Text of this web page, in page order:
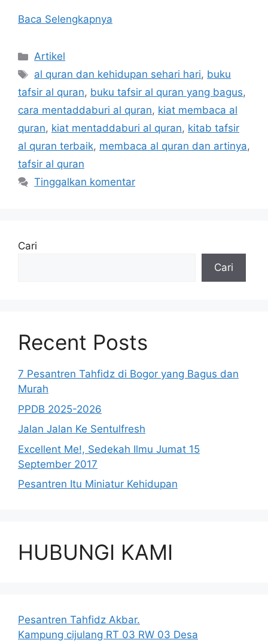
Baca Selengkapnya
Kategori
Artikel
Tag
al quran dan kehidupan sehari hari, buku
tafsir al quran, buku tafsir al quran yang bagus,
cara mentaddaburi al quran, kiat membaca al
quran, kiat mentaddaburi al quran, kitab tafsir
al quran terbaik, membaca al quran dan artinya,
tafsir al quran
Tinggalkan komentar
Cari
Cari
Recent Posts
7 Pesantren Tahfidz di Bogor yang Bagus dan
Murah
PPDB 2025-2026
Jalan Jalan Ke Sentulfresh
Excellent Me!, Sedekah Ilmu Jumat 15
September 2017
Pesantren Itu Miniatur Kehidupan
HUBUNGI KAMI
Pesantren Tahfidz Akbar.
Kampung cijulang RT 03 RW 03 Desa